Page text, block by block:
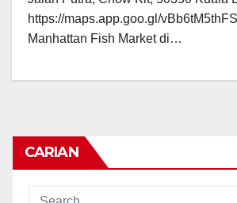
https://maps.app.goo.gl/
Manhattan Fish Market di…
CARIAN